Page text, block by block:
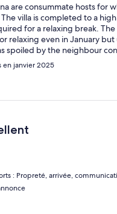
are consummate hosts for
villa is completed to a
for a relaxing break.
relaxing even in January
spoiled by the neighbour
Richard and Irina
moved us into their adjacent
was very much
restored.
en janvier 2025
: Propreté, arrivée,